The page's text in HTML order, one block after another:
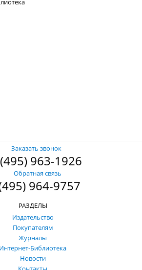
Заказать звонок
963-1926
Обратная связь
964-9757
РАЗДЕЛЫ
Издательство
Покупателям
Журналы
Интернет-Библиотека
Новости